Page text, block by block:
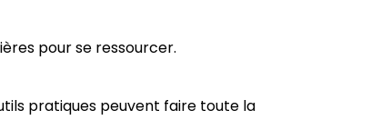
pour se ressourcer.
pratiques peuvent faire toute la